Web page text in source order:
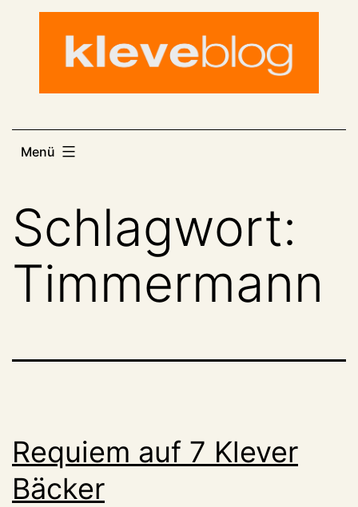
Menü
Schlagwort:
Timmermann
Requiem auf 7 Klever
Bäcker